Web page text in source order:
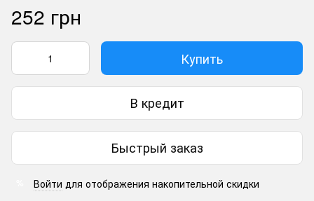
252 грн
Купить
В кредит
Быстрый заказ
Войти для отображения накопительной скидки